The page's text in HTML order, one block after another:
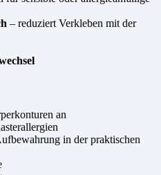
– reduziert Verkleben mit der
an
in der praktischen